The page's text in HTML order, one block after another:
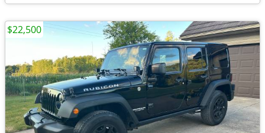
$22,500